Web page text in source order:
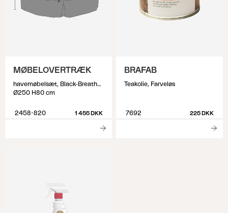
MØBELOVERTRÆK
havemøbelsæt, Black-Breathable
Ø250 H80 cm
2458-820 1 455 DKK
BRAFAB
Teakolie, Farveløs
7692 225 DKK